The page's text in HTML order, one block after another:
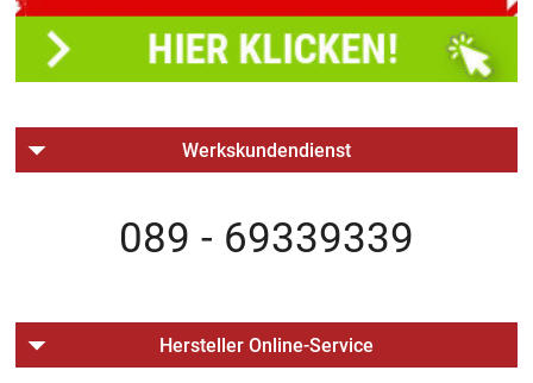
Werkskundendienst
089 - 69339339
Hersteller Online-Service